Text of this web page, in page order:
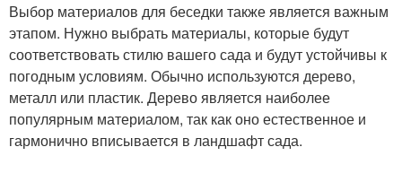
Выбор материалов для беседки также является важным
этапом. Нужно выбрать материалы, которые будут
соответствовать стилю вашего сада и будут устойчивы к
погодным условиям. Обычно используются дерево,
металл или пластик. Дерево является наиболее
популярным материалом, так как оно естественное и
гармонично вписывается в ландшафт сада.